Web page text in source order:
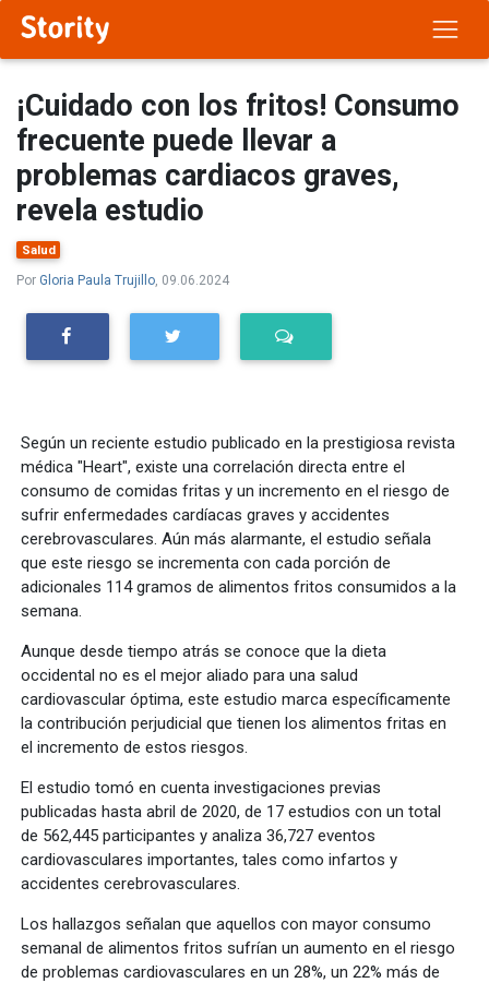
¡Cuidado con los fritos! Consumo
frecuente puede llevar a
problemas cardiacos graves,
revela estudio
Salud
Por Gloria Paula Trujillo , 09.06.2024
Según un reciente estudio publicado en la prestigiosa revista
médica "Heart", existe una correlación directa entre el
consumo de comidas fritas y un incremento en el riesgo de
sufrir enfermedades cardíacas graves y accidentes
cerebrovasculares. Aún más alarmante, el estudio señala
que este riesgo se incrementa con cada porción de
adicionales 114 gramos de alimentos fritos consumidos a la
semana.
Aunque desde tiempo atrás se conoce que la dieta
occidental no es el mejor aliado para una salud
cardiovascular óptima, este estudio marca específicamente
la contribución perjudicial que tienen los alimentos fritas en
el incremento de estos riesgos.
El estudio tomó en cuenta investigaciones previas
publicadas hasta abril de 2020, de 17 estudios con un total
de 562,445 participantes y analiza 36,727 eventos
cardiovasculares importantes, tales como infartos y
accidentes cerebrovasculares.
Los hallazgos señalan que aquellos con mayor consumo
semanal de alimentos fritos sufrían un aumento en el riesgo
de problemas cardiovasculares en un 28%, un 22% más de